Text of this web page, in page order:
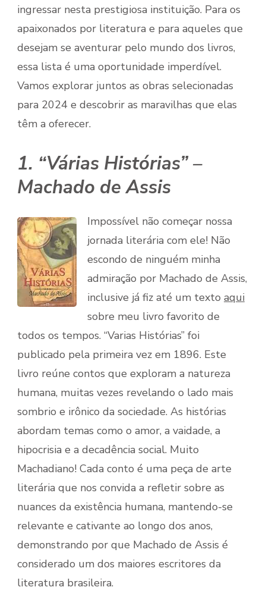
ingressar nesta prestigiosa instituição. Para os
apaixonados por literatura e para aqueles que
desejam se aventurar pelo mundo dos livros,
essa lista é uma oportunidade imperdível.
Vamos explorar juntos as obras selecionadas
para 2024 e descobrir as maravilhas que elas
têm a oferecer.
1. “Várias Histórias” –
Machado de Assis
Impossível não começar nossa
jornada literária com ele! Não
escondo de ninguém minha
admiração por Machado de Assis,
inclusive já fiz até um texto aqui
sobre meu livro favorito de
todos os tempos. “Varias Histórias” foi
publicado pela primeira vez em 1896. Este
livro reúne contos que exploram a natureza
humana, muitas vezes revelando o lado mais
sombrio e irônico da sociedade. As histórias
abordam temas como o amor, a vaidade, a
hipocrisia e a decadência social. Muito
Machadiano! Cada conto é uma peça de arte
literária que nos convida a refletir sobre as
nuances da existência humana, mantendo-se
relevante e cativante ao longo dos anos,
demonstrando por que Machado de Assis é
considerado um dos maiores escritores da
literatura brasileira.